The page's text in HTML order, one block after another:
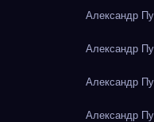
Александр
Александр
Александр
Александр